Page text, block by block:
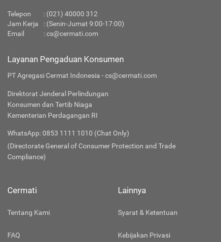
Telepon
: (021) 40000 312
Jam Kerja
: (Senin-Jumat 9:00-17:00)
Email
:cs@cermati.com
Layanan Pengaduan Konsumen
PT Agregasi Cermat Indonesia - cs@cermati.com
Direktorat Jenderal Perlindungan
Konsumen dan Tertib Niaga
Kementerian Perdagangan RI
WhatsApp: 0853 1111 1010 (Chat Only)
(Directorate General of Consumer Protection and Trade
Compliance)
Cermati
Tentang Kami
FAQ
Lainnya
Syarat & Ketentuan
Kebijakan Privasi